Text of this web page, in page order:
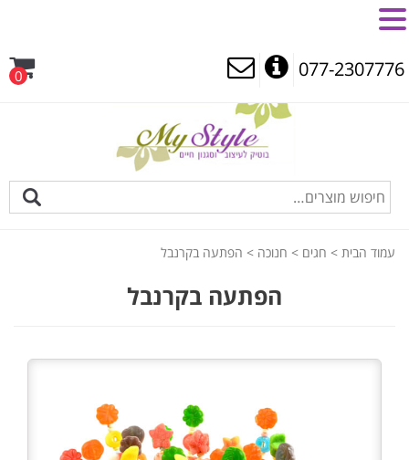
077-2307776
0
עמוד הבית > חגים > חנוכה > הפתעה בקרנבל
הפתעה בקרנבל